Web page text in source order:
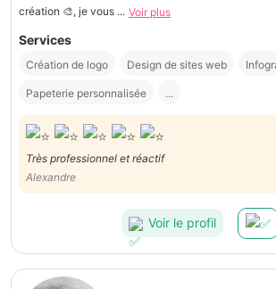
création 🎨, je vous ... Voir plus
Services
Création de logo Design de sites web
Papeterie personnalisée ...
Très professionnel et réactif
Alexandre
Voir le profil